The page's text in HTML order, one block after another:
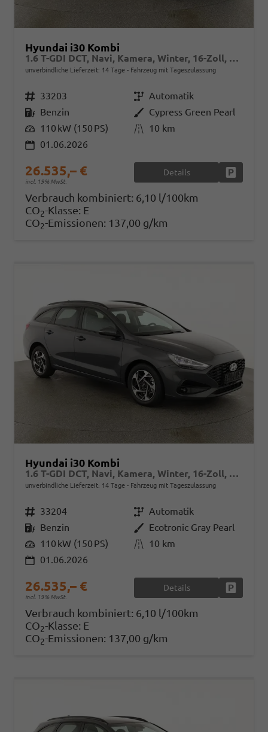
Hyundai i30 Kombi
1.6 T-GDI DCT, Navi, Kamera, Winter, 16-Zoll, 5 J.-Garantie
unverbindliche Lieferzeit: 14 Tage Fahrzeug mit Tageszulassung
Fahrzeugnr. 33203 GetriebeAutomatik
Kraftstoff Benzin AußenfarbeCypress Green Pearl
Leistung 110 kW (150 PS) Kilometerstand 10 km
01.06.2026
26.535,– €
incl. 19% MwSt.
Details
Verbrauch kombiniert: 6,10 l/100km
CO2-Klasse: E
CO2-Emissionen: 137,00 g/km
Hyundai i30 Kombi
1.6 T-GDI DCT, Navi, Kamera, Winter, 16-Zoll, 5 J.-Garantie
unverbindliche Lieferzeit: 14 Tage Fahrzeug mit Tageszulassung
Fahrzeugnr. 33204 GetriebeAutomatik
Kraftstoff Benzin AußenfarbeEcotronic Gray Pearl
Leistung 110 kW (150 PS) Kilometerstand 10 km
01.06.2026
26.535,– €
incl. 19% MwSt.
Details
Verbrauch kombiniert: 6,10 l/100km
CO2-Klasse: E
CO2-Emissionen: 137,00 g/km